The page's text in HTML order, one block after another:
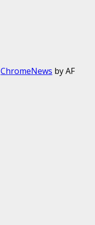
ChromeNews by AF